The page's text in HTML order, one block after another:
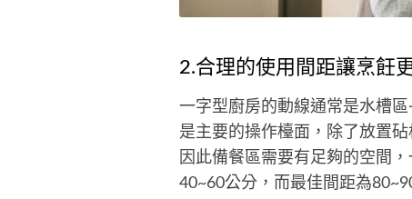
2.合理的使用間距讓烹飪
一字型廚房的動線通常是水槽
是主要的操作檯面，除了放置
因此備餐區需要有足夠的空間
40~60公分，而最佳間距為